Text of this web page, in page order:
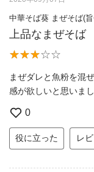
中華そば葵 まぜそば(
上品なまぜそば
まぜダレと魚粉を混
感が欲しいと思いまし
0
役に立った レ